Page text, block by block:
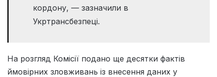
кордону, — зазначили в
Укртрансбезпеці.
На розгляд Комісії подано ще десятки фактів
ймовірних зловживань із внесення даних у